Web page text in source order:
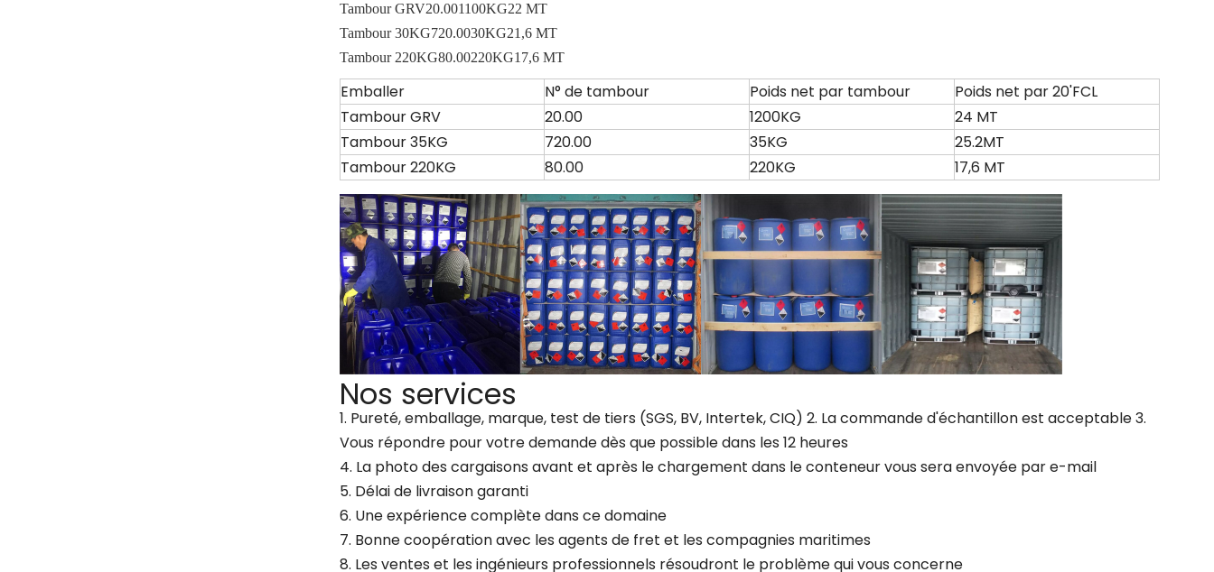
Tambour GRV20.001100KG22 MT
Tambour 30KG720.0030KG21,6 MT
Tambour 220KG80.00220KG17,6 MT
Emballer N° de tambour Poids net par tambour
Poids net par 20'FCL
Tambour GRV
20.00 1200KG
24 MT
Tambour 35KG
720.00 35KG
25.2MT
Tambour 220KG
80.00 220KG 17,6 MT
Nos services
1. Pureté, emballage, marque, test de tiers (SGS, BV, Intertek, CIQ) 2. La commande d'échantillon est acceptable 3.
Vous répondre pour votre demande dès que possible dans les 12 heures
4. La photo des cargaisons avant et après le chargement dans le conteneur vous sera envoyée par e-mail
5. Délai de livraison garanti
6. Une expérience complète dans ce domaine
7. Bonne coopération avec les agents de fret et les compagnies maritimes
8. Les ventes et les ingénieurs professionnels résoudront le problème qui vous concerne